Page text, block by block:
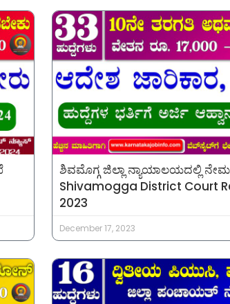
ಶಿವಮೊಗ್ಗ ಜಿಲ್ಲಾ ನ್ಯಾಯಾಲಯದಲ್ಲಿ
Shivamogga District Court
2023
December 17, 2023